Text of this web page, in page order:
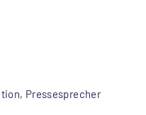
Pressesprecher